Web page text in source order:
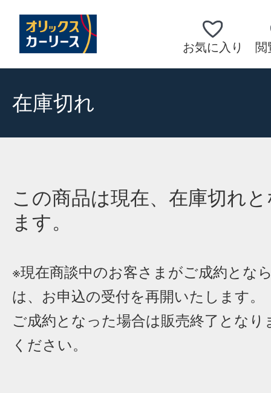
お気に入り 閲
在庫切れ
この商品は現在、在庫切れ
ます。
※現在商談中のお客さまがご成約とな
は、お申込の受付を再開いたします。
ご成約となった場合は販売終了となり
ください。